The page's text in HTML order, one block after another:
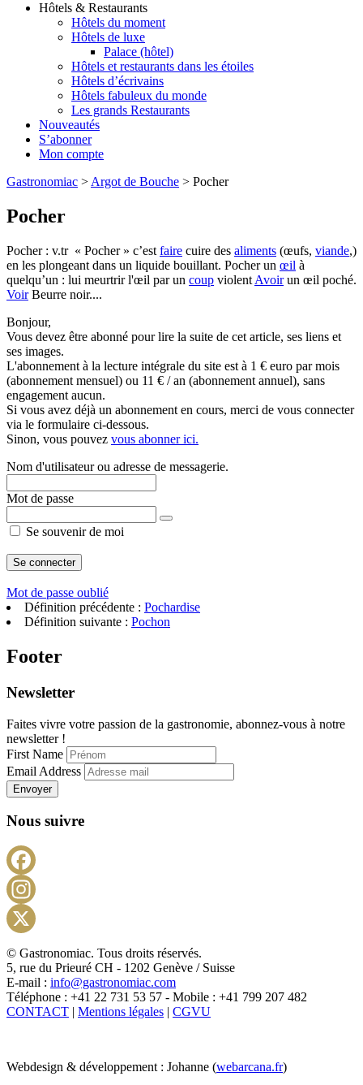
Hôtels & Restaurants
Hôtels du moment
Hôtels de luxe
Palace (hôtel)
Hôtels et restaurants dans les étoiles
Hôtels d’écrivains
Hôtels fabuleux du monde
Les grands Restaurants
Nouveautés
S’abonner
Mon compte
Gastronomiac > Argot de Bouche > Pocher
Pocher
Pocher : v.tr « Pocher » c’est faire cuire des aliments (œufs, viande,)
en les plongeant dans un liquide bouillant. Pocher un œil à
quelqu’un : lui meurtrir l'œil par un coup violent Avoirun œil poché.
VoirBeurre noir....
Bonjour,
Vous devez être abonné pour lire la suite de cet article, ses liens et
ses images.
L'abonnement à la lecture intégrale du site est à 1 € euro par mois
(abonnement mensuel) ou 11 € / an (abonnement annuel), sans
engagement aucun.
Si vous avez déjà un abonnement en cours, merci de vous connecter
via le formulaire ci-dessous.
Sinon, vous pouvez vous abonner ici.
Nom d'utilisateur ou adresse de messagerie.
Mot de passe
Se souvenir de moi
Mot de passe oublié
Définition précédente : Pochardise
Définition suivante : Pochon
Footer
Newsletter
Faites vivre votre passion de la gastronomie, abonnez-vous à notre
newsletter !
First Name
Email Address
Envoyer
Nous suivre
X
© Gastronomiac. Tous droits réservés.
5, rue du Prieuré CH - 1202 Genève / Suisse
E-mail : info@gastronomiac.com
Téléphone : +41 22 731 53 57 - Mobile : +41 799 207 482
CONTACT | Mentions légales | CGVU
Webdesign & développement : Johanne (webarcana.fr)